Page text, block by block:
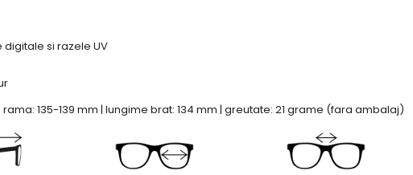
si razele UV
135-139 mm | lungime brat: 134 mm | greutate: 21 grame (fara ambalaj)